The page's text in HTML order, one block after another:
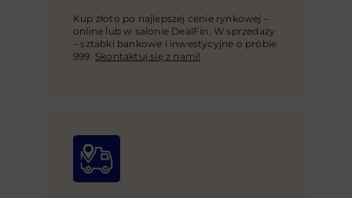
Kup złoto po najlepszej cenie rynkowej –
online lub w salonie DealFin. W sprzedaży
– sztabki bankowe i inwestycyjne o próbie
999. Skontaktuj się z nami!